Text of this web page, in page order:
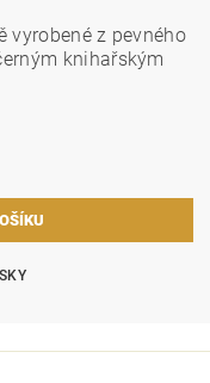
vyrobené z pevného
knihařským